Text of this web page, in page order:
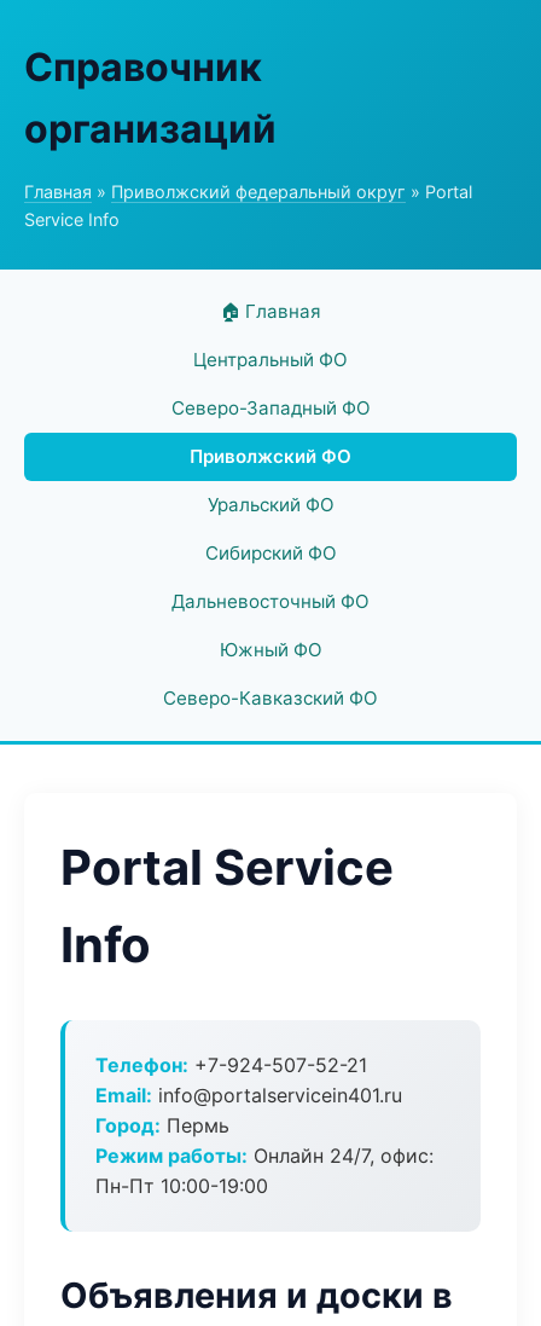
Справочник
организаций
Главная » Приволжский федеральный округ » Portal
Service Info
🏠 Главная
Центральный ФО
Северо-Западный ФО
Приволжский ФО
Уральский ФО
Сибирский ФО
Дальневосточный ФО
Южный ФО
Северо-Кавказский ФО
Portal Service
Info
Телефон: +7-924-507-52-21
Email: info@portalservicein401.ru
Город: Пермь
Режим работы: Онлайн 24/7, офис:
Пн-Пт 10:00-19:00
Объявления и доски в